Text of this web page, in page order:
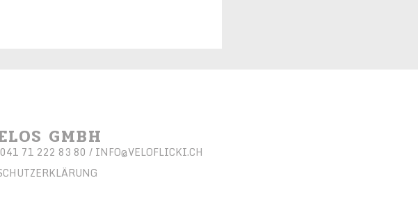
GMBH
71 222 83 80 / INFO@VELOFLICKI.CH